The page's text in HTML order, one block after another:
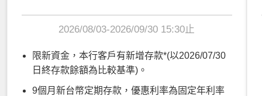
2026/08/03-2026/09/30 15:30止
限新資金，本行客戶有新增存款*(以2026/07/30
日終存款餘額為比較基準)。
9個月新台幣定期存款，優惠利率為固定年利率